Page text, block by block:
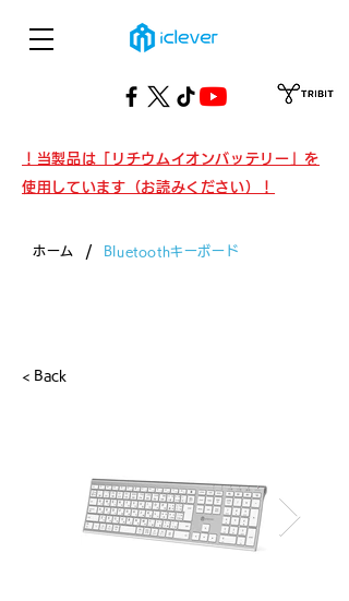
！当製品は「リチウムイオンバッテリー」を
使用しています（お読みください）！
ホーム / Bluetoothキーボード
< Back